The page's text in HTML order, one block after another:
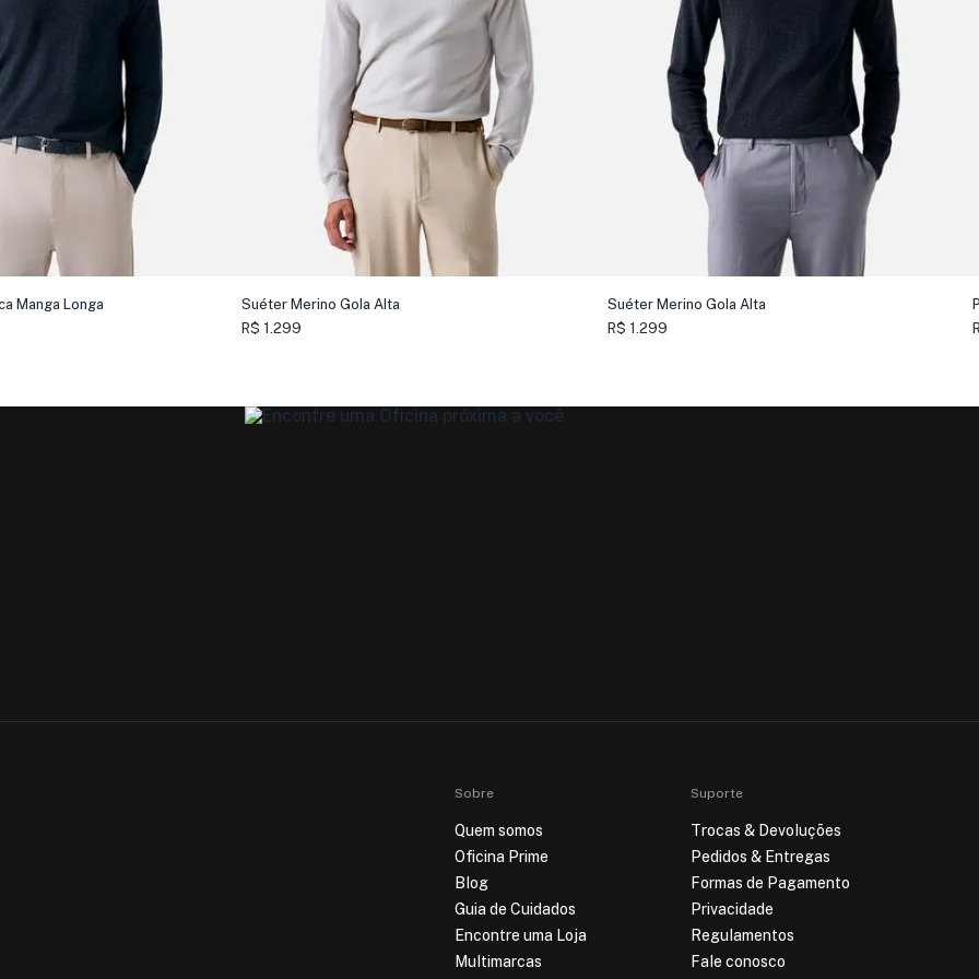
Manga Longa
Suéter Merino Gola Alta
R$ 1.299
Suéter Merino Gola Alta
R$ 1.299
Sobre
Quem somos
Oficina Prime
Blog
Guia de Cuidados
Encontre uma Loja
Multimarcas
Suporte
Trocas & Devoluções
Pedidos & Entregas
Formas de Pagamento
Privacidade
Regulamentos
Fale conosco